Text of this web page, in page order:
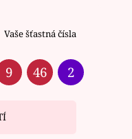
Vaše šťastná čísla
9 46 2